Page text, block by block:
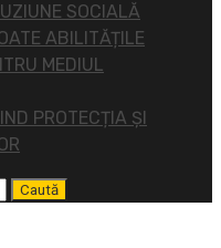
SOCIALĂ
ABILITĂȚILE
MEDIUL
PROTECȚIA ȘI